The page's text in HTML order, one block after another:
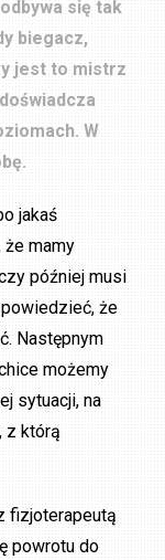
się tak
biegacz,
jest to mistrz
W
jakaś
że mamy
później musi
że
Następnym
możemy
sytuacji, na
z którą
fizjoterapeutą
powrotu do